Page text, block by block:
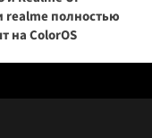
realme полностью
на ColorOS